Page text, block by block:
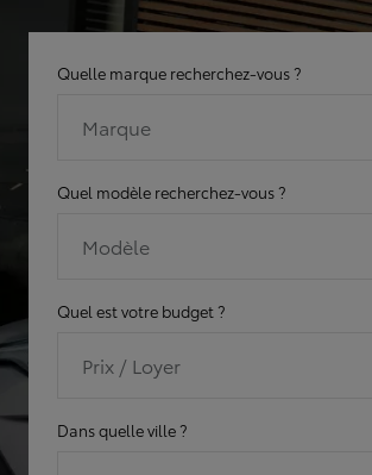
Quelle marque recherchez-vous ?
Marque
Quel modèle recherchez-vous ?
Modèle
Quel est votre budget ?
Prix / Loyer
Dans quelle ville ?